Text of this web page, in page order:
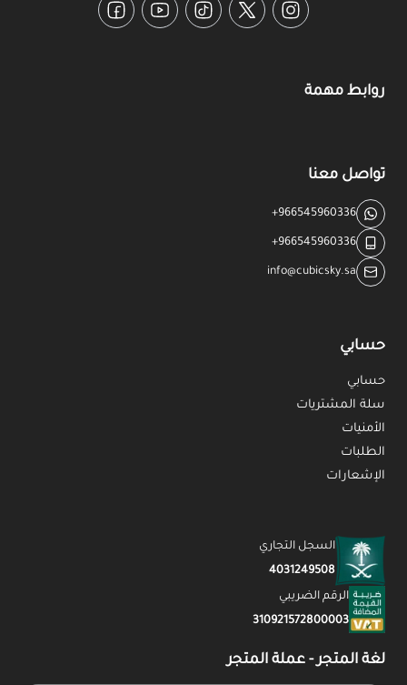
Instagram
Twitter
TikTok
YouTube
Facebook
روابط مهمة
تواصل معنا
+966545960336
+966545960336
info@cubicsky.sa
حسابي
حسابي
سلة المشتريات
الأمنيات
الطلبات
الإشعارات
السجل التجاري
4031249508
الرقم الضريبي
310921572800003
لغة المتجر - عملة المتجر